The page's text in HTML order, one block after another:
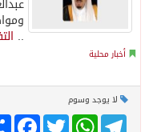
..
أخبار محلية
لا يوجد وسوم
Twitter
WhatsAppTelegram